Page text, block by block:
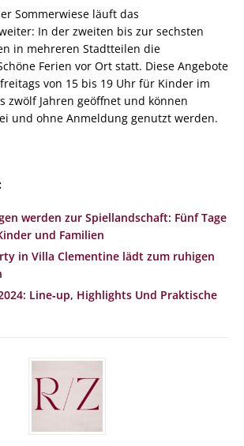
Sommerwiese läuft das
In der zweiten bis zur sechsten
in mehreren Stadtteilen die
Ferien vor Ort statt. Diese Angebote
von 15 bis 19 Uhr für Kinder im
zwölf Jahren geöffnet und können
und ohne Anmeldung genutzt werden.
werden zur Spiellandschaft: Fünf Tage
und Familien
in Villa Clementine lädt zum ruhigen
Line‑up, Highlights Und Praktische